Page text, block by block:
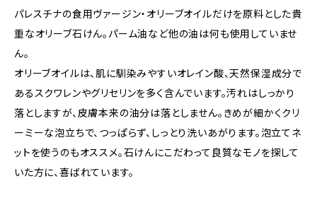
パレスチナの食用ヴァージン・オリーブオイルだけを原料とした貴
重なオリーブ石けん。パーム油など他の油は何も使用していませ
ん。
オリーブオイルは、肌に馴染みやすいオレイン酸、天然保湿成分で
あるスクワレンやグリセリンを多く含んでいます。汚れはしっかり
落としますが、皮膚本来の油分は落としません。きめが細かくクリ
ーミーな泡立ちで、つっぱらず、しっとり洗いあがります。泡立てネ
ットを使うのもオススメ。石けんにこだわって良質なモノを探して
いた方に、喜ばれています。